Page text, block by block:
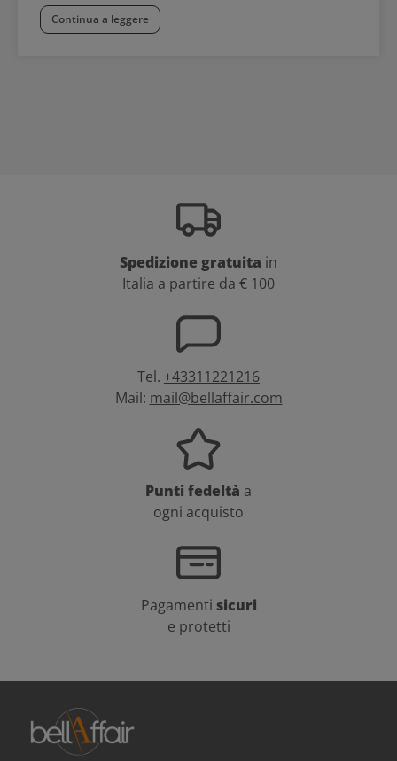
Continua a leggere
Spedizione gratuita in
Italia a partire da € 100
Tel. +43311221216
Mail: mail@bellaffair.com
Punti fedeltà a
ogni acquisto
Pagamenti sicuri
e protetti